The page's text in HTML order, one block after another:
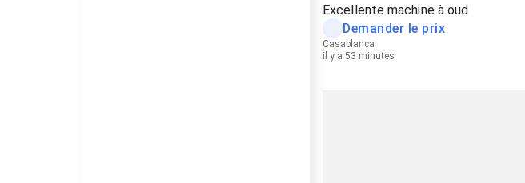
Excellente machine à oud
Demander le prix
Casablanca
il y a 53 minutes